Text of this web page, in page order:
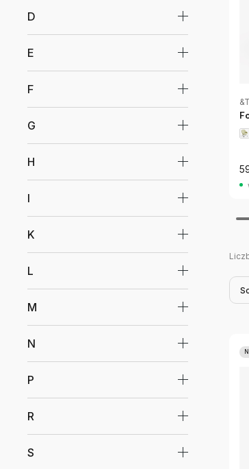
D
E
F
G
H
I
K
L
M
N
P
R
S